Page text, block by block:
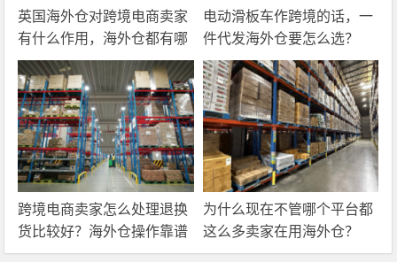
英国海外仓对跨境电商卖家
有什么作用，海外仓都有哪
些核心服务？
电动滑板车作跨境的话，一
件代发海外仓要怎么选？
跨境电商卖家怎么处理退换
货比较好？海外仓操作靠谱
吗？
为什么现在不管哪个平台都
这么多卖家在用海外仓？